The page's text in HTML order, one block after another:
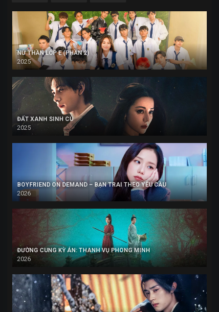
NỮ THẦN LỚP E (PHẦN 2)
2025
ĐẤT XANH SINH CÚ
2025
BOYFRIEND ON DEMAND – BẠN TRAI THEO YÊU CẦU
2026
ĐƯỜNG CUNG KỲ ÁN: THANH VỤ PHONG MINH
2026